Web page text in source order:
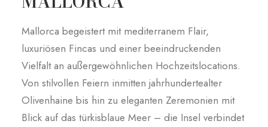
Mallorca begeistert mit mediterranem Flair,
luxuriösen Fincas und einer beeindruckenden
Vielfalt an außergewöhnlichen Hochzeitslocations.
Von stilvollen Feiern inmitten jahrhundertealter
Olivenhaine bis hin zu eleganten Zeremonien mit
Blick auf das türkisblaue Meer – die Insel verbindet